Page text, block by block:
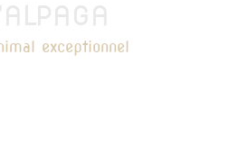
exceptionnel